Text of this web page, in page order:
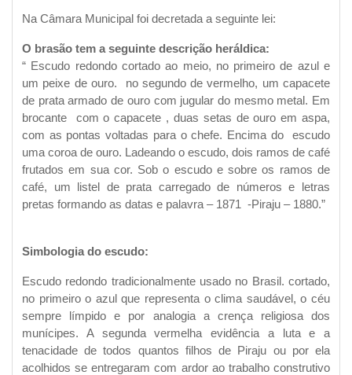
Na Câmara Municipal foi decretada a seguinte lei:
O brasão tem a seguinte descrição heráldica:
“ Escudo redondo cortado ao meio, no primeiro de azul e
um peixe de ouro. no segundo de vermelho, um capacete
de prata armado de ouro com jugular do mesmo metal. Em
brocante com o capacete , duas setas de ouro em aspa,
com as pontas voltadas para o chefe. Encima do escudo
uma coroa de ouro. Ladeando o escudo, dois ramos de café
frutados em sua cor. Sob o escudo e sobre os ramos de
café, um listel de prata carregado de números e letras
pretas formando as datas e palavra – 1871 -Piraju – 1880.”
Simbologia do escudo:
Escudo redondo tradicionalmente usado no Brasil. cortado,
no primeiro o azul que representa o clima saudável, o céu
sempre límpido e por analogia a crença religiosa dos
munícipes. A segunda vermelha evidência a luta e a
tenacidade de todos quantos filhos de Piraju ou por ela
acolhidos se entregaram com ardor ao trabalho construtivo